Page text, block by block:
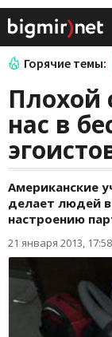
Горячие темы:
Плохой
нас в
Американские
делает людей
настроению
21 января 2013, 17:58